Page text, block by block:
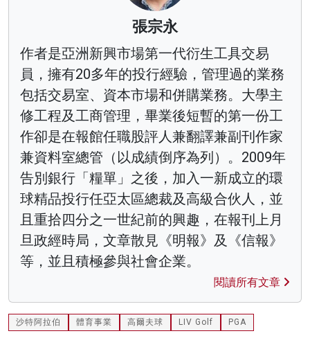
張宗永
作者是亞洲新興市場第一代衍生工具交易
員，擁有20多年的投行經驗，管理過的業務
包括交易室、資本市場和併購業務。大學主
修工程及工商管理，畢業後短暫的第一份工
作卻是在報館任職股評人兼翻譯兼副刊作家
兼資料室總管（以成績倒序為列）。2009年
告別銀行「糧單」之後，加入一新成立的環
球精品投行任亞太區總裁及高級合伙人，並
且重拾四分之一世紀前的興趣，在報刊上月
旦政經時局，文章散見《明報》及《信報》
等，並且積極參與社會企業。
閱讀所有文章
沙特阿拉伯 體育事業 高爾夫球 LIV Golf PGA